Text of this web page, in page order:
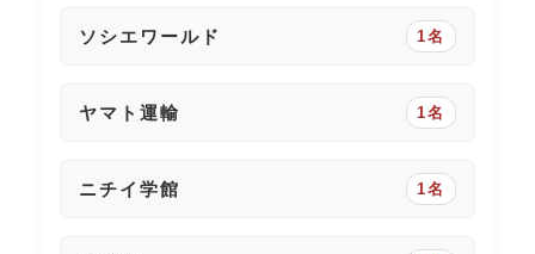
ソシエワールド 1名
ヤマト運輸 1名
ニチイ学館 1名